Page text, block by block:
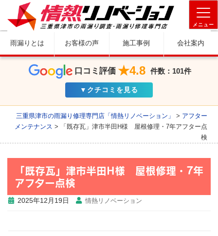
メニュー
雨漏りとは お客様の声 施工事例 会社案内
口コミ評価 ★4.8 件数：101件
▼クチコミを見る
三重県津市の雨漏り修理専門店「情熱リノベーション」 > アフター
メンテナンス >
「既存瓦」津市半田H様 屋根修理・7年アフター点
検
「既存瓦」津市半田H様 屋根修理・7年
アフター点検
2025年12月19日 情熱リノベーション